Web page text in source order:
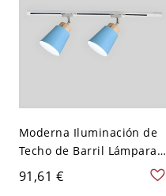
Moderna Iluminación de
Techo de Barril Lámpara
de Riel Ajustable de Metal
para Salón - 2 Azul 110 A
91,61 €